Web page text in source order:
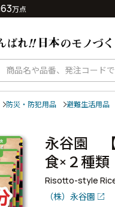
63万点
防災・防犯用品 避難生活用品
永谷園
食×２種
Risotto-style
（株）永谷園